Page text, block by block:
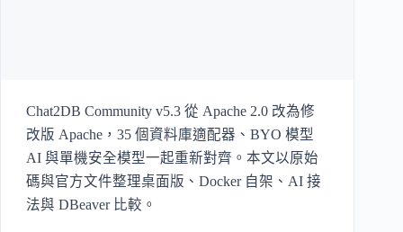
Chat2DB Community v5.3 從 Apache 2.0 改為修
改版 Apache，35 個資料庫適配器、BYO 模型
AI 與單機安全模型一起重新對齊。本文以原始
碼與官方文件整理桌面版、Docker 自架、AI 接
法與 DBeaver 比較。